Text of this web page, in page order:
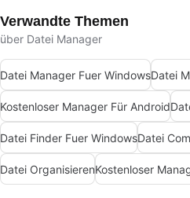
Verwandte Themen
über Datei Manager
Datei Manager Fuer WindowsDatei
Kostenloser Manager Für Android
Datei Finder Fuer WindowsDatei
Datei OrganisierenKostenloser